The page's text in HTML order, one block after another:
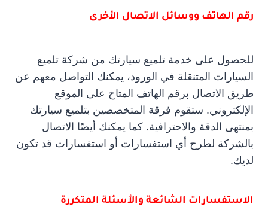
رقم الهاتف ووسائل الاتصال الأخرى
للحصول على خدمة تلميع سيارتك من شركة تلميع
السيارات المتنقلة في الورود، يمكنك التواصل معهم عن
طريق الاتصال برقم الهاتف المتاح على الموقع
الإلكتروني. ستقوم فرقة المتخصصين بتلميع سيارتك
بمنتهى الدقة والاحترافية. كما يمكنك أيضًا الاتصال
بالشركة لطرح أي استفسارات أو استفسارات قد تكون
لديك.
الاستفسارات الشائعة والأسئلة المتكررة